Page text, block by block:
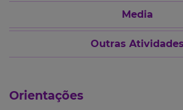
Media
Outras Atividades
Orientações